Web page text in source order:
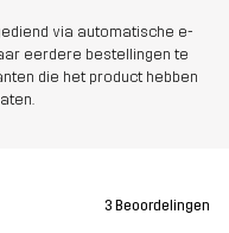
via automatische e-
eerdere bestellingen te
die het product hebben
3 Beoordelingen